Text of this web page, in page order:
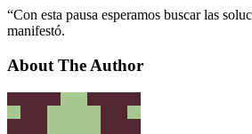
“Con esta pausa esperamos buscar las
manifestó.
About The Author